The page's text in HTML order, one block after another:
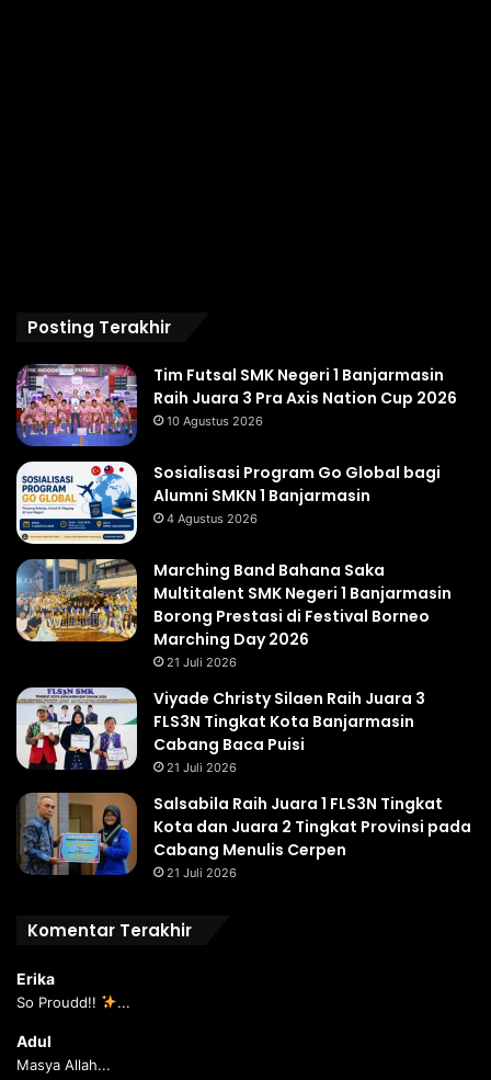
Posting Terakhir
Tim Futsal SMK Negeri 1 Banjarmasin
Raih Juara 3 Pra Axis Nation Cup 2026
10 Agustus 2026
Sosialisasi Program Go Global bagi
Alumni SMKN 1 Banjarmasin
4 Agustus 2026
Marching Band Bahana Saka
Multitalent SMK Negeri 1 Banjarmasin
Borong Prestasi di Festival Borneo
Marching Day 2026
21 Juli 2026
Viyade Christy Silaen Raih Juara 3
FLS3N Tingkat Kota Banjarmasin
Cabang Baca Puisi
21 Juli 2026
Salsabila Raih Juara 1 FLS3N Tingkat
Kota dan Juara 2 Tingkat Provinsi pada
Cabang Menulis Cerpen
21 Juli 2026
Komentar Terakhir
Erika
So Proudd!! ...
Adul
Masya Allah...